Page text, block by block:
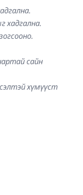
хадгална.
хадгална.
сайн
хүмүүст